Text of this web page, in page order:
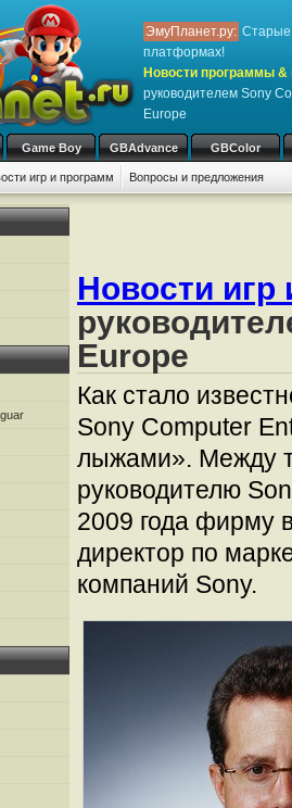
ЭмуПланет.ру: Старые
платформах!
Новости программы &
руководителем Sony
Europe
Game Boy GBAdvance GBColor
игр и программ Вопросы и предложения
Новости игр
Europe
Как стало
Sony Computer
лыжами». Между
руководителю
2009 года фирму
директор по
компаний Sony.